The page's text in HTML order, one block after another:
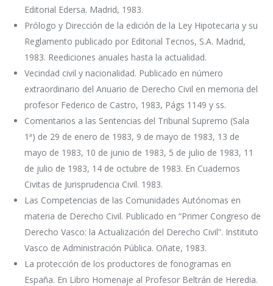
Editorial Edersa. Madrid, 1983.
Prólogo y Dirección de la edición de la Ley Hipotecaria y su
Reglamento publicado por Editorial Tecnos, S.A. Madrid,
1983. Reediciones anuales hasta la actualidad.
Vecindad civil y nacionalidad. Publicado en número
extraordinario del Anuario de Derecho Civil en memoria del
profesor Federico de Castro, 1983, Págs 1149 y ss.
Comentarios a las Sentencias del Tribunal Supremo (Sala
1ª) de 29 de enero de 1983, 9 de mayo de 1983, 13 de
mayo de 1983, 10 de junio de 1983, 5 de julio de 1983, 11
de julio de 1983, 14 de octubre de 1983. En Cuadernos
Civitas de Jurisprudencia Civil. 1983.
Las Competencias de las Comunidades Autónomas en
materia de Derecho Civil. Publicado en “Primer Congreso de
Derecho Vasco: la Actualización del Derecho Civil”. Instituto
Vasco de Administración Pública. Oñate, 1983.
La protección de los productores de fonogramas en
España. En Libro Homenaje al Profesor Beltrán de Heredia.